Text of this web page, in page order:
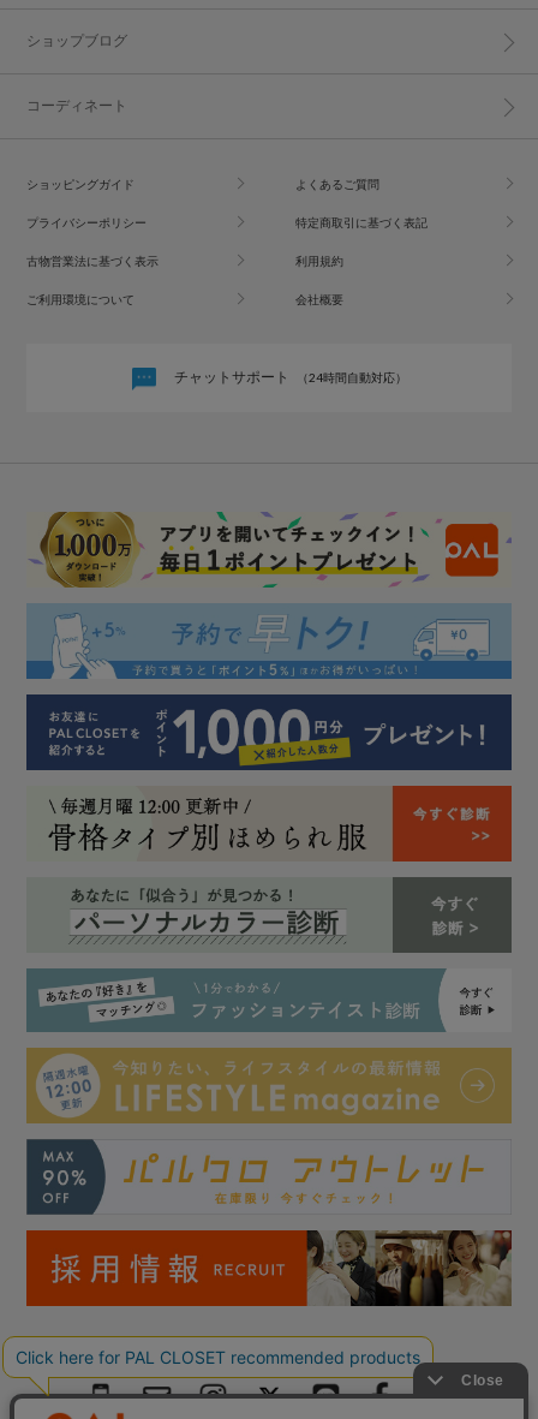
ショップブログ
コーディネート
ショッピングガイド よくあるご質問
プライバシーポリシー 特定商取引に基づく表記
古物営業法に基づく表示 利用規約
ご利用環境について 会社概要
チャットサポート （24時間自動対応）